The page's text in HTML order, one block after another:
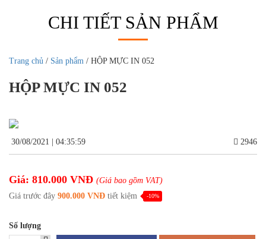
CHI TIẾT SẢN PHẨM
Trang chủ / Sản phẩm / HỘP MỰC IN 052
HỘP MỰC IN 052
30/08/2021 | 04:35:59 2946
Giá: 810.000 VNĐ (Giá bao gồm VAT)
Giá trước đây 900.000 VNĐ tiết kiệm -10%
Số lượng